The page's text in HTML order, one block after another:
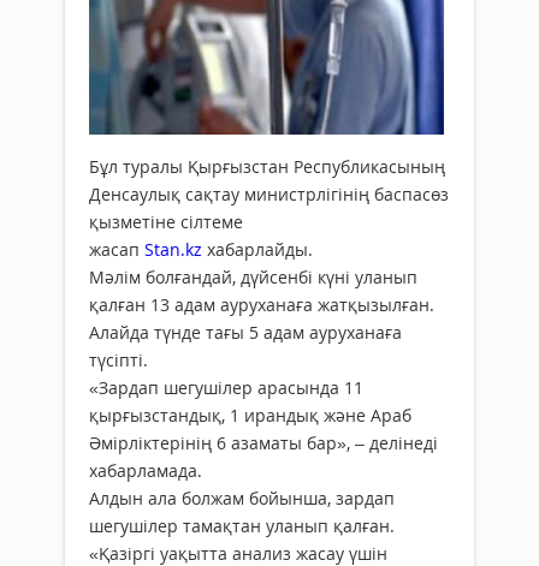
Бұл туралы Қырғызстан Республикасының
Денсаулық сақтау министрлігінің баспасөз
қызметіне сілтеме
жасап Stan.kz хабарлайды.
Мәлім болғандай, дүйсенбі күні уланып
қалған 13 адам ауруханаға жатқызылған.
Алайда түнде тағы 5 адам ауруханаға
түсіпті.
«Зардап шегушілер арасында 11
қырғызстандық, 1 ирандық және Араб
Әмірліктерінің 6 азаматы бар», – делінеді
хабарламада.
Алдын ала болжам бойынша, зардап
шегушілер тамақтан уланып қалған.
«Қазіргі уақытта анализ жасау үшін